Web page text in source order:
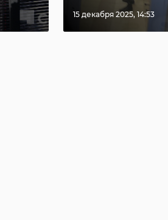
15 декабря 2025, 14:53